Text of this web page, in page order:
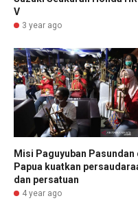
V
3 year ago
Misi Paguyuban Pasundan
Papua kuatkan
dan persatuan
4 year ago